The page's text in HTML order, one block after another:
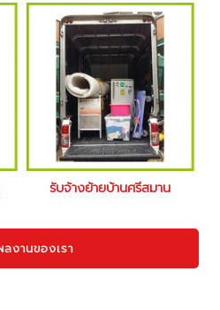
รับจ้างย้ายบ้านศรีสมาน
งานของเรา